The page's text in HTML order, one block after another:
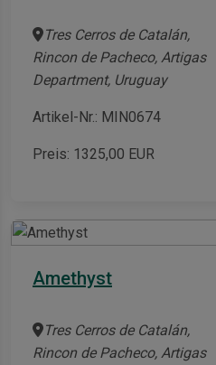
Tres Cerros de Catalán,
Rincon de Pacheco, Artigas
Department, Uruguay
Artikel-Nr.: MIN0674
Preis: 1325,00 EUR
Amethyst
Tres Cerros de Catalán,
Rincon de Pacheco, Artigas